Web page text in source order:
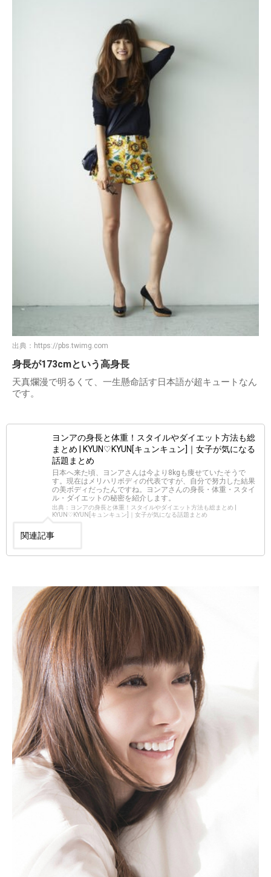
出典： https://pbs.twimg.com
身長が173cmという高身長
天真爛漫で明るくて、一生懸命話す日本語が超キュートなん
です。
ヨンアの身長と体重！スタイルやダイエット方法も総
まとめ | KYUN♡KYUN[キュンキュン]｜女子が気になる
話題まとめ
日本へ来た頃、ヨンアさんは今より8kgも痩せていたそうで
す。現在はメリハリボディの代表ですが、自分で努力した結果
の美ボディだったんですね。ヨンアさんの身長・体重・スタイ
ル・ダイエットの秘密を紹介します。
出典：ヨンアの身長と体重！スタイルやダイエット方法も総まとめ |
KYUN♡KYUN[キュンキュン]｜女子が気になる話題まとめ
関連記事